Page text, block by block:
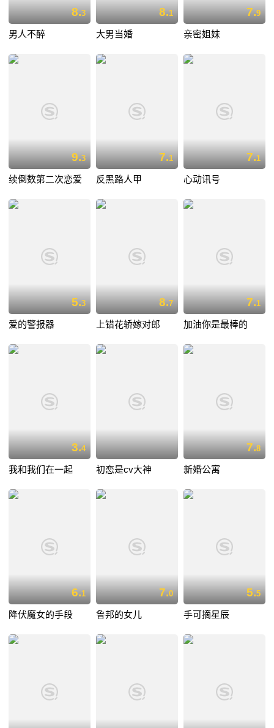
8.3
男人不醉
8.1
大男当婚
7.9
亲密姐妹
9.3
续倒数第二次恋爱
7.1
反黑路人甲
7.1
心动讯号
5.3
爱的警报器
8.7
上错花轿嫁对郎
7.1
加油你是最棒的
3.4
我和我们在一起 初恋是cv大神
7.8
新婚公寓
6.1
降伏魔女的手段
7.0
鲁邦的女儿
5.5
手可摘星辰